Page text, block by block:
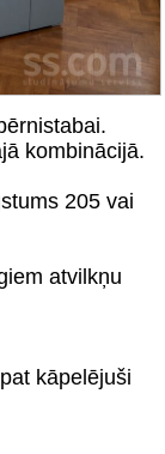
kombinācijā.
205 vai
atvilkņu
kāpelējuši